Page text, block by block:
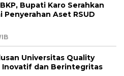
Bupati Karo Serahkan
Penyerahan Aset RSUD
Universitas Quality
Inovatif dan Berintegritas